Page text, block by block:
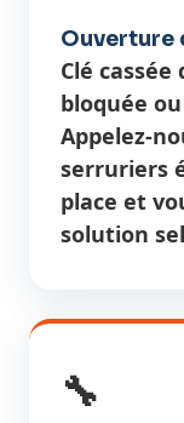
Ouverture
Clé
bloquée
Appelez-
serruriers
place et
solution
🔧